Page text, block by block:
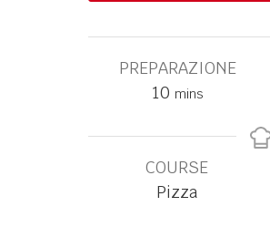
PREPARAZIONE
10 mins
COURSE
Pizza